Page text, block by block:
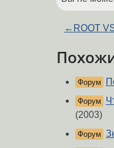
← ROOT
Форум
Форум
(2003)
Форум